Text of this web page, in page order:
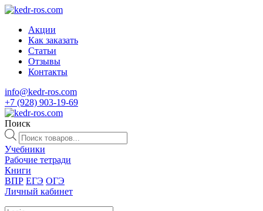
Акции
Как заказать
Статьи
Отзывы
Контакты
info@kedr-ros.com
+7 (928) 903-19-69
Поиск
Поиск
товаров
Учебники
Рабочие тетради
Книги
ВПР ЕГЭ ОГЭ
Личный кабинет